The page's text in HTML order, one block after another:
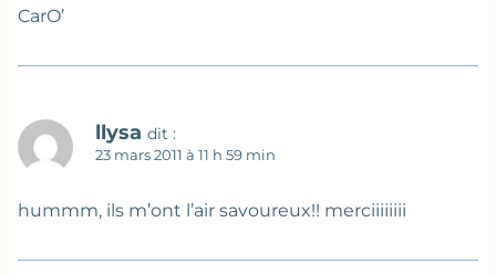
CarO’
llysa dit :
23 mars 2011 à 11 h 59 min
hummm, ils m’ont l’air savoureux!! merciiiiiiii